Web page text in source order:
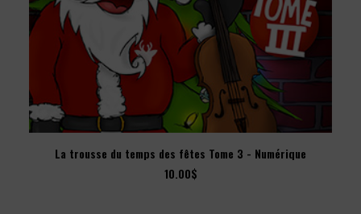
AJOUTER AU PANIER
La trousse du temps des fêtes Tome 3 - Numérique
10.00$